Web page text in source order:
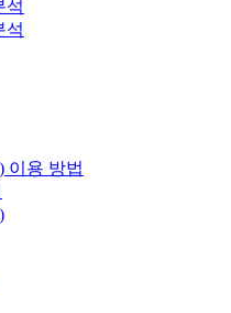
석
석
이용 방법